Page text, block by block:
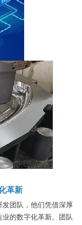
革新
团队，他们凭借深厚
的数字化革新。团队